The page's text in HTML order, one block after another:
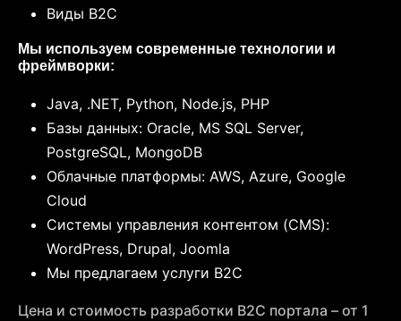
Виды B2C
Мы используем современные технологии и
фреймворки:
Java, .NET, Python, Node.js, PHP
Базы данных: Oracle, MS SQL Server,
PostgreSQL, MongoDB
Облачные платформы: AWS, Azure, Google
Cloud
Системы управления контентом (CMS):
WordPress, Drupal, Joomla
Мы предлагаем услуги B2C
Цена и стоимость разработки B2C портала – от 1